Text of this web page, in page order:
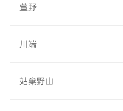
萱野
川端
姑棄野山